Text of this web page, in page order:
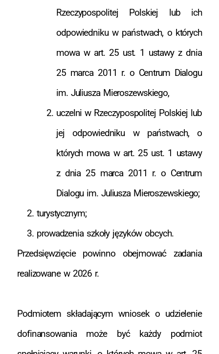
Rzeczypospolitej Polskiej lub ich
odpowiedniku w państwach, o których
mowa w art. 25 ust. 1 ustawy z dnia
25 marca 2011 r. o Centrum Dialogu
im. Juliusza Mieroszewskiego,
uczelni w Rzeczypospolitej Polskiej lub
jej odpowiedniku w państwach, o
których mowa w art. 25 ust. 1 ustawy
z dnia 25 marca 2011 r. o Centrum
Dialogu im. Juliusza Mieroszewskiego;
turystycznym;
prowadzenia szkoły języków obcych.
Przedsięwzięcie powinno obejmować zadania
realizowane w 2026 r.
Podmiotem składającym wniosek o udzielenie
dofinansowania może być każdy podmiot